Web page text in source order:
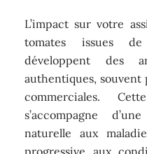
L’impact sur votre
tomates issues
développent des
authentiques, souvent
commerciales.
s’accompagne
naturelle aux